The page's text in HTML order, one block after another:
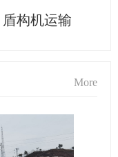
盾构机运输
More